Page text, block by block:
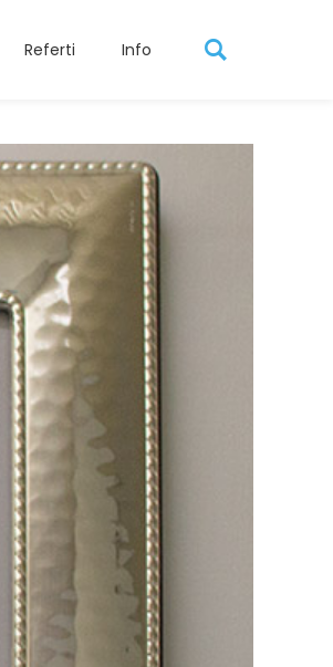
Referti Info